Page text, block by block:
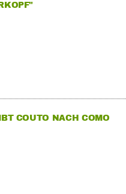
COUTO NACH COMO